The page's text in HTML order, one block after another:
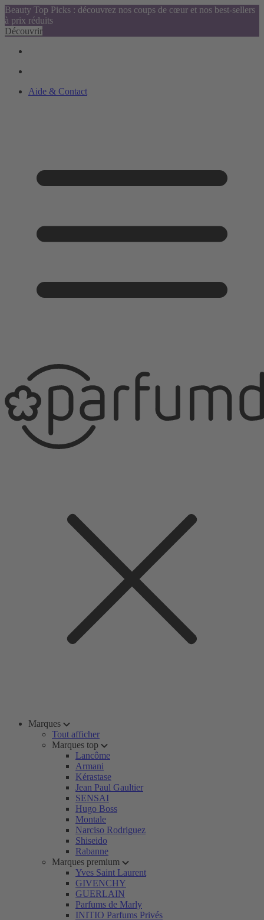
Beauty Top Picks : découvrez nos coups de cœur et nos best-sellers
à prix réduits
Découvrir
Aide & Contact
Marques
Tout afficher
Marques top
Lancôme
Armani
Kérastase
Jean Paul Gaultier
SENSAI
Hugo Boss
Montale
Narciso Rodriguez
Shiseido
Rabanne
Marques premium
Yves Saint Laurent
GIVENCHY
GUERLAIN
Parfums de Marly
INITIO Parfums Privés